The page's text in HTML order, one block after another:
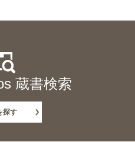
蔵書検索
探す